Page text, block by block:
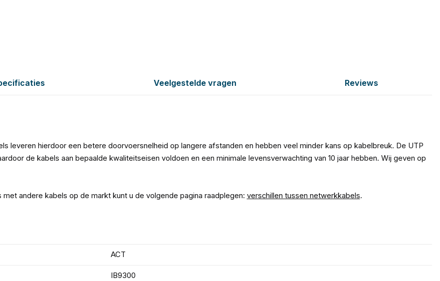
Veelgestelde vragen Reviews
leveren hierdoor een betere doorvoersnelheid op langere afstanden en hebben veel minder kans op kabelbreuk. De UTP
de kabels aan bepaalde kwaliteitseisen voldoen en een minimale levensverwachting van 10 jaar hebben. Wij geven op
andere kabels op de markt kunt u de volgende pagina raadplegen: verschillen tussen netwerkkabels.
ACT
IB9300